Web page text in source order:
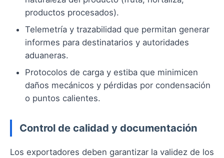
productos procesados).
Telemetría y trazabilidad que permitan generar
informes para destinatarios y autoridades
aduaneras.
Protocolos de carga y estiba que minimicen
daños mecánicos y pérdidas por condensación
o puntos calientes.
Control de calidad y documentación
Los exportadores deben garantizar la validez de los